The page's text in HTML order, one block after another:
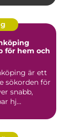
för hem och
är ett
sökorden för
snabb,
hj...